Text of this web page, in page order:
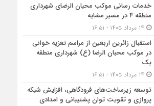
خدمات رسانی موکب محبان الرضای شهرداری
منطقه ۴ در مسیر مشایه
استقبال زائرین اربعین از مراسم تعزیه خوانی
در موکب محبان الرضا (ع) شهرداری منطقه
یک
توسعه زیرساخت‌های فرودگاهی، افزایش شبکه
پروازی و تقویت توان پشتیبانی و امدادی